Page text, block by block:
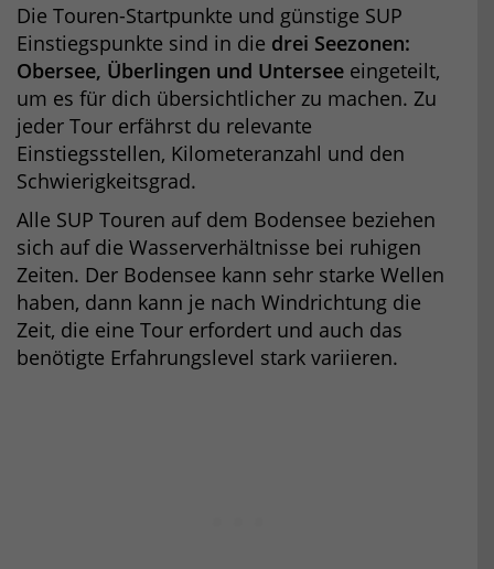
Die Touren-Startpunkte und günstige SUP
Einstiegspunkte sind in die drei Seezonen:
Obersee, Überlingen und Untersee eingeteilt,
um es für dich übersichtlicher zu machen. Zu
jeder Tour erfährst du relevante
Einstiegsstellen, Kilometeranzahl und den
Schwierigkeitsgrad.
Alle SUP Touren auf dem Bodensee beziehen
sich auf die Wasserverhältnisse bei ruhigen
Zeiten. Der Bodensee kann sehr starke Wellen
haben, dann kann je nach Windrichtung die
Zeit, die eine Tour erfordert und auch das
benötigte Erfahrungslevel stark variieren.